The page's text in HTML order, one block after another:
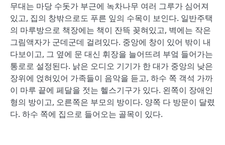
무대는 마당 수돗가 부근에 녹차나무 여러 그루가 심어져
있고, 집의 창밖으로도 푸른 잎의 수목이 보인다. 일반주택
의 마루방으로 책장에는 책이 잔뜩 꽂혀있고, 벽에는 작은
그림액자가 군데군데 걸려있다. 중앙에 창이 있어 밖이 내
다보이고, 그 옆에 문 대신 휘장을 늘어뜨려 부엌 들어가는
통로로 설정된다. 낡은 오디오 기기가 한 대가 중앙의 낮은
장위에 얹혀있어 가족들이 음악을 듣고, 하수 쪽 객석 가까
이 마루 끝에 페달을 젓는 헬스기구가 있다. 왼쪽이 장애인
형의 방이고, 오른쪽은 부모의 방이다. 양쪽 다 방문이 달렸
다. 하수 쪽에 집으로 들어오는 골목이 있다.